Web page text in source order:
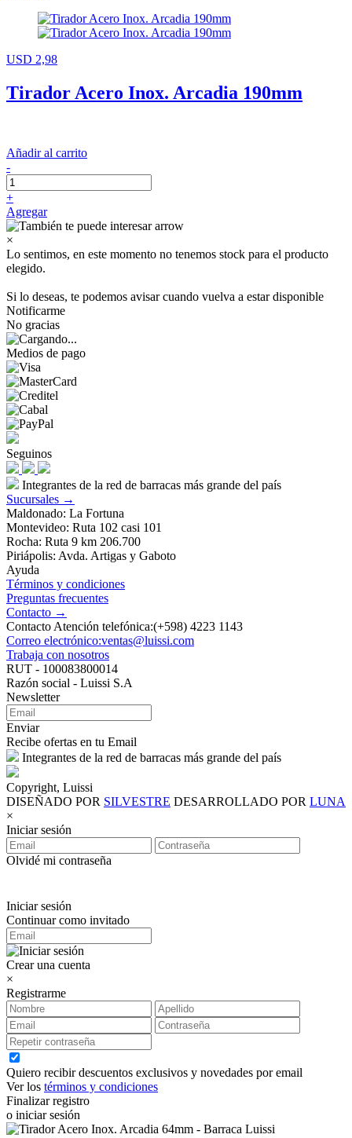
USD 2,98
Tirador Acero Inox. Arcadia 190mm
Añadir al carrito
-
+
Agregar
×
Lo sentimos, en este momento no tenemos stock para el producto
elegido.
Si lo deseas, te podemos avisar cuando vuelva a estar disponible
Notificarme
No gracias
Medios de pago
Seguinos
Integrantes de la red de barracas más grande del país
Sucursales →
Maldonado: La Fortuna
Montevideo: Ruta 102 casi 101
Rocha: Ruta 9 km 206.700
Piriápolis: Avda. Artigas y Gaboto
Ayuda
Términos y condiciones
Preguntas frecuentes
Contacto →
Contacto Atención telefónica:(+598) 4223 1143
Correo electrónico:ventas@luissi.com
Trabaja con nosotros
RUT - 100083800014
Razón social - Luissi S.A
Newsletter
Enviar
Recibe ofertas en tu Email
Integrantes de la red de barracas más grande del país
Copyright, Luissi
DISEÑADO POR SILVESTRE DESARROLLADO POR LUNA
×
Iniciar sesión
Olvidé mi contraseña
Iniciar sesión
Continuar como invitado
Crear una cuenta
×
Registrarme
Quiero recibir descuentos exclusivos y novedades por email
Ver los términos y condiciones
Finalizar registro
o iniciar sesión